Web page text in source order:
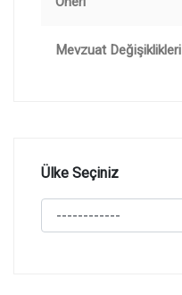
Mevzuat Değişiklikleri
Ülke Seçiniz